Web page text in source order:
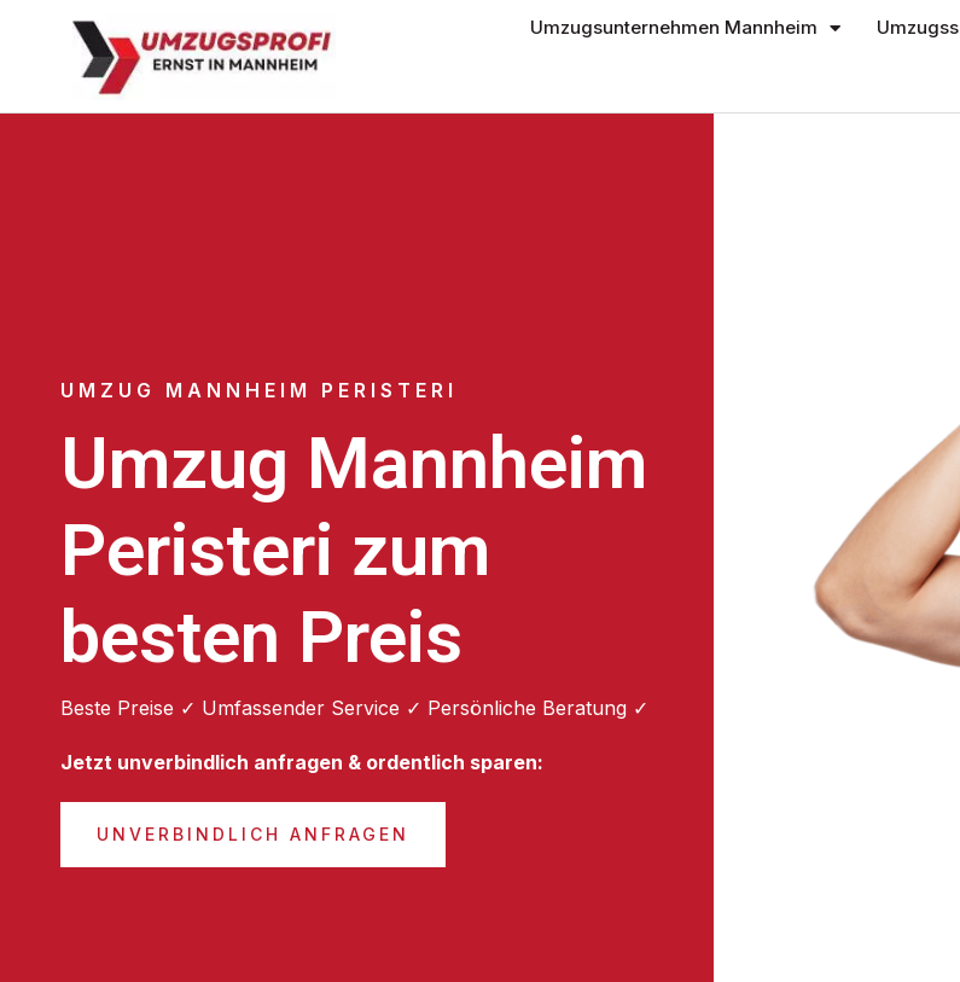
Umzugsunternehmen Mannheim
UMZUG MANNHEIM PERISTERI
Umzug Mannheim
Peristeri zum
besten Preis
Beste Preise ✓ Umfassender Service ✓ Persönliche Beratung ✓
Jetzt unverbindlich anfragen & ordentlich sparen:
UNVERBINDLICH ANFRAGEN